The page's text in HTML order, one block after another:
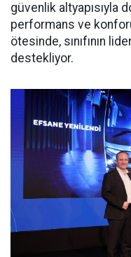
güvenlik altyapısıyla
performans ve
ötesinde, sınıfının
destekliyor.